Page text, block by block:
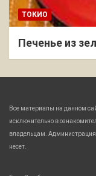
ТОКИО
Печенье из
Все материалы на данном
исключительно в
владельцам. Администрация
несет.